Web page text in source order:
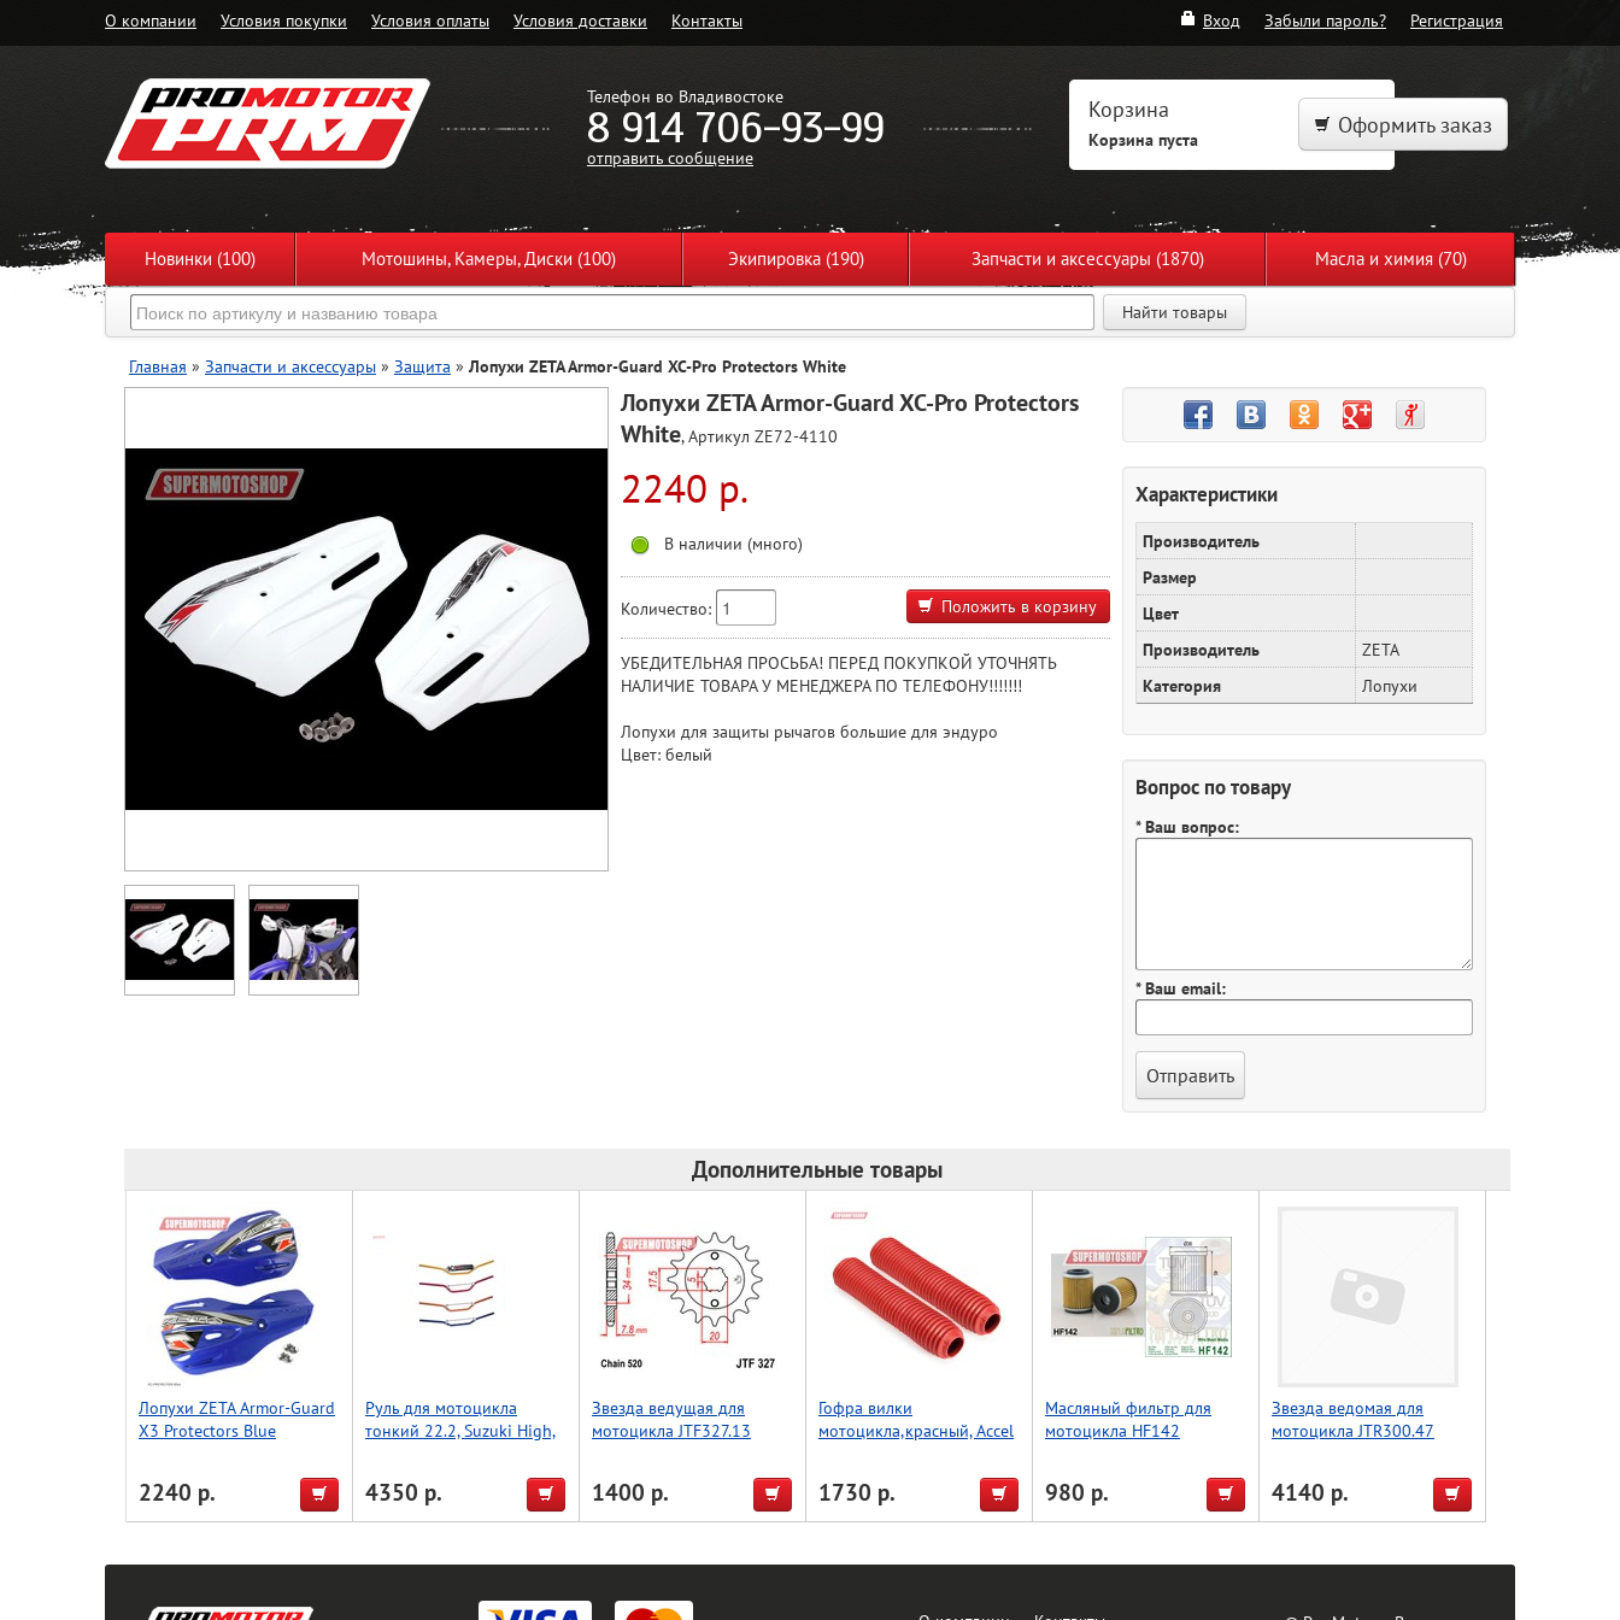
О компании Условия покупки Условия оплаты Условия доставки Контакты Вход Забыли пароль? Регистрация
Телефон во Владивостоке
8 914 706-93-99
отправить сообщение
Корзина
Корзина пуста
Оформить заказ
Новинки (100) Мотошины, Камеры, Диски (100) Экипировка (190) Запчасти и аксессуары (1870) Масла и химия (70)
Найти товары
Главная » Запчасти и аксессуары » Защита »Лопухи ZETA Armor-Guard XC-Pro Protectors White
Лопухи ZETA Armor-Guard XC-Pro Protectors
White, Артикул ZE72-4110
2240 р.
В наличии (много)
Количество: Положить в корзину
УБЕДИТЕЛЬНАЯ ПРОСЬБА! ПЕРЕД ПОКУПКОЙ УТОЧНЯТЬ
НАЛИЧИЕ ТОВАРА У МЕНЕДЖЕРА ПО ТЕЛЕФОНУ!!!!!!!
Лопухи для защиты рычагов большие для эндуро
Цвет: белый
Характеристики
Производитель
Размер
Цвет
Производитель
ZETA
Категория
Лопухи
Вопрос по товару
* Ваш вопрос:
* Ваш email:
Дополнительные товары
Лопухи ZETA Armor-Guard
X3 Protectors Blue
2240 р.
Руль для мотоцикла
тонкий 22.2, Suzuki High,
4350 р.
Звезда ведущая для
мотоцикла JTF327.13
1400 р.
Гофра вилки
мотоцикла,красный, Accel
1730 р.
Масляный фильтр для
мотоцикла HF142
980 р.
Звезда ведомая для
мотоцикла JTR300.47
4140 р.